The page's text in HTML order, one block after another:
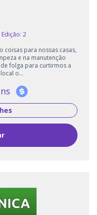
Edição: 2
para nossas casas,
e na manutenção
folga para curtirmos a
o...